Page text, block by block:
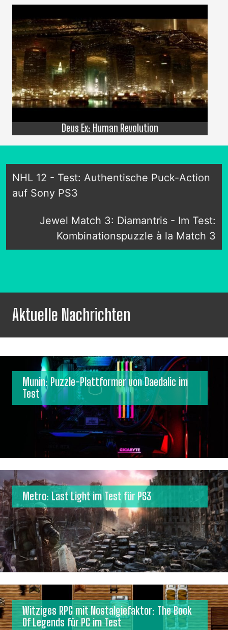
Deus Ex: Human Revolution
NHL 12 - Test: Authentische Puck-Action
auf Sony PS3
Jewel Match 3: Diamantris - Im Test:
Kombinationspuzzle à la Match 3
Aktuelle Nachrichten
Munin: Puzzle-Plattformer von Daedalic im
Test
Metro: Last Light im Test für PS3
Witziges RPG mit Nostalgiefaktor: The Book
Of Legends für PC im Test